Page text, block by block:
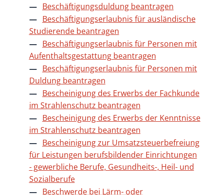
Beschäftigungsduldung beantragen
Beschäftigungserlaubnis für ausländische
Studierende beantragen
Beschäftigungserlaubnis für Personen mit
Aufenthaltsgestattung beantragen
Beschäftigungserlaubnis für Personen mit
Duldung beantragen
Bescheinigung des Erwerbs der Fachkunde
im Strahlenschutz beantragen
Bescheinigung des Erwerbs der Kenntnisse
im Strahlenschutz beantragen
Bescheinigung zur Umsatzsteuerbefreiung
für Leistungen berufsbildender Einrichtungen
- gewerbliche Berufe, Gesundheits-, Heil- und
Sozialberufe
Beschwerde bei Lärm- oder